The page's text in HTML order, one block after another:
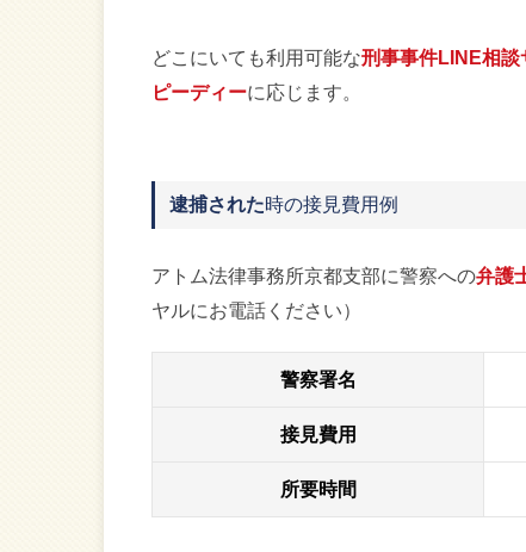
どこにいても利用可能な刑事事件LINE相談
ピーディーに応じます。
逮捕された時の接見費用例
アトム法律事務所京都支部に警察への弁護
ヤルにお電話ください）
警察署名
接見費用
所要時間